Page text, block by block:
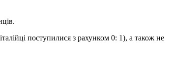
поступилися з рахунком 0: 1), а також не